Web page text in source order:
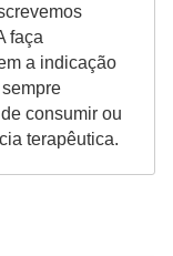
faça
a indicação
consumir ou
terapêutica.